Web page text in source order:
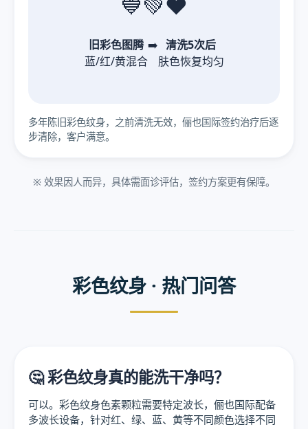
旧彩色图腾
蓝/红/黄混合
➡️ 清洗5次后
肤色恢复均匀
多年陈旧彩色纹身，之前清洗无效，俪也国际签约治疗后逐
步清除，客户满意。
※ 效果因人而异，具体需面诊评估，签约方案更有保障。
彩色纹身 · 热门问答
🤔 彩色纹身真的能洗干净吗？
可以。彩色纹身色素颗粒需要特定波长，俪也国际配备
多波长设备，针对红、绿、蓝、黄等不同颜色选择不同